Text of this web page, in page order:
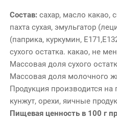
Состав: сахар, масло какао,
пахта сухая, эмульгатор
(паприка, куркумин,
сухого остатка. какао, не
Массовая доля сухого
Массовая доля молочного
Продукция производится на
кунжут, орехи, яичные
Пищевая ценность в 100 г